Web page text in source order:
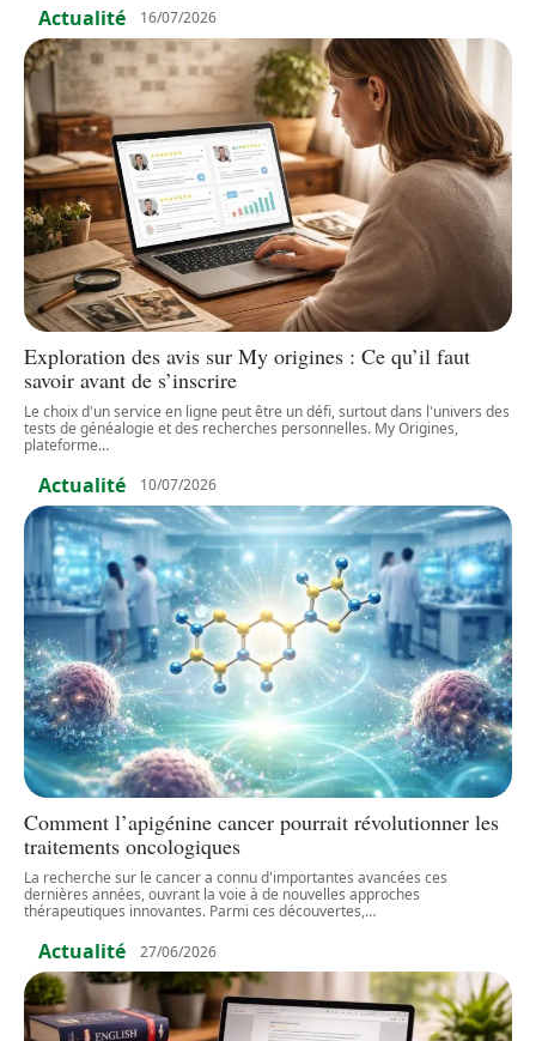
Actualité 16/07/2026
Exploration des avis sur My origines : Ce qu’il faut
savoir avant de s’inscrire
Le choix d'un service en ligne peut être un défi, surtout dans l'univers des
tests de généalogie et des recherches personnelles. My Origines,
plateforme…
Actualité 10/07/2026
Comment l’apigénine cancer pourrait révolutionner les
traitements oncologiques
La recherche sur le cancer a connu d'importantes avancées ces
dernières années, ouvrant la voie à de nouvelles approches
thérapeutiques innovantes. Parmi ces découvertes,…
Actualité 27/06/2026